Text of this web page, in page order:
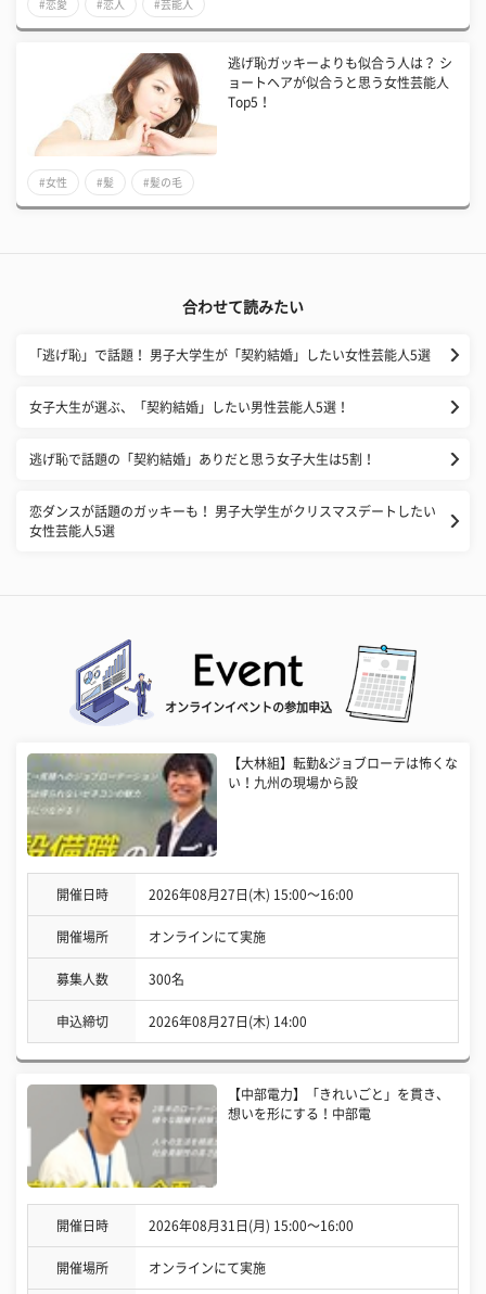
#恋愛 #恋人 #芸能人
逃げ恥ガッキーよりも似合う人は？ シ
ョートヘアが似合うと思う女性芸能人
Top5！
#女性 #髪 #髪の毛
合わせて読みたい
「逃げ恥」で話題！ 男子大学生が「契約結婚」したい女性芸能人5選
女子大生が選ぶ、「契約結婚」したい男性芸能人5選！
逃げ恥で話題の「契約結婚」ありだと思う女子大生は5割！
恋ダンスが話題のガッキーも！ 男子大学生がクリスマスデートしたい
女性芸能人5選
オンラインイベントの参加申込
【大林組】転勤&ジョブローテは怖くな
い！九州の現場から設
開催日時 2026年08月27日(木) 15:00〜16:00
開催場所 オンラインにて実施
募集人数 300名
申込締切 2026年08月27日(木) 14:00
【中部電力】「きれいごと」を貫き、
想いを形にする！中部電
開催日時 2026年08月31日(月) 15:00〜16:00
開催場所 オンラインにて実施